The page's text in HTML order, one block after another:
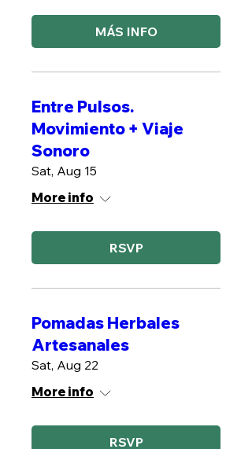
MÁS INFO
Entre Pulsos.
Movimiento + Viaje
Sonoro
Sat, Aug 15
More info
RSVP
Pomadas Herbales
Artesanales
Sat, Aug 22
More info
RSVP